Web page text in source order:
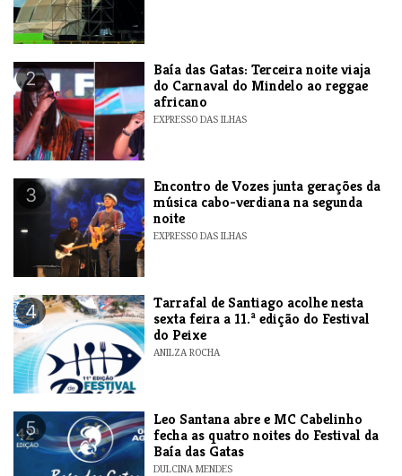
2
Baía das Gatas: Terceira noite viaja
do Carnaval do Mindelo ao reggae
africano
EXPRESSO DAS ILHAS
3
Encontro de Vozes junta gerações da
música cabo-verdiana na segunda
noite
EXPRESSO DAS ILHAS
4
Tarrafal de Santiago acolhe nesta
sexta feira a 11.ª edição do Festival
do Peixe
ANILZA ROCHA
5
​Leo Santana abre e MC Cabelinho
fecha as quatro noites do Festival da
Baía das Gatas
DULCINA MENDES